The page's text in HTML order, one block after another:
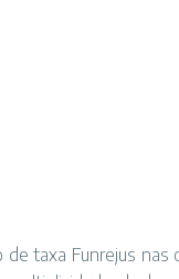
taxa Funrejus nas